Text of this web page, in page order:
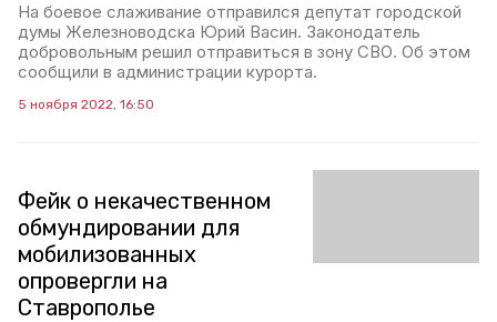
На боевое слаживание отправился депутат городской
думы Железноводска Юрий Васин. Законодатель
добровольным решил отправиться в зону СВО. Об этом
сообщили в администрации курорта.
5 ноября 2022, 16:50
Фейк о некачественном
обмундировании для
мобилизованных
опровергли на
Ставрополье